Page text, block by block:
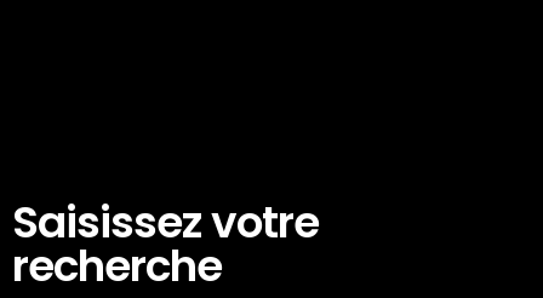
Saisissez votre
recherche